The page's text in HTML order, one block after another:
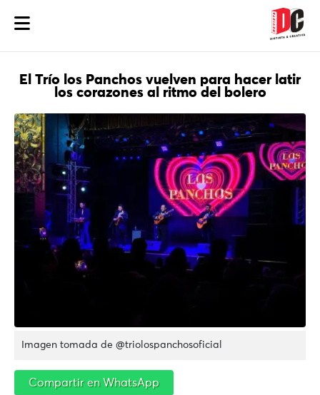
El Trío los Panchos vuelven para hacer latir
los corazones al ritmo del bolero
Imagen tomada de @triolospanchosoficial
Compartir en WhatsApp